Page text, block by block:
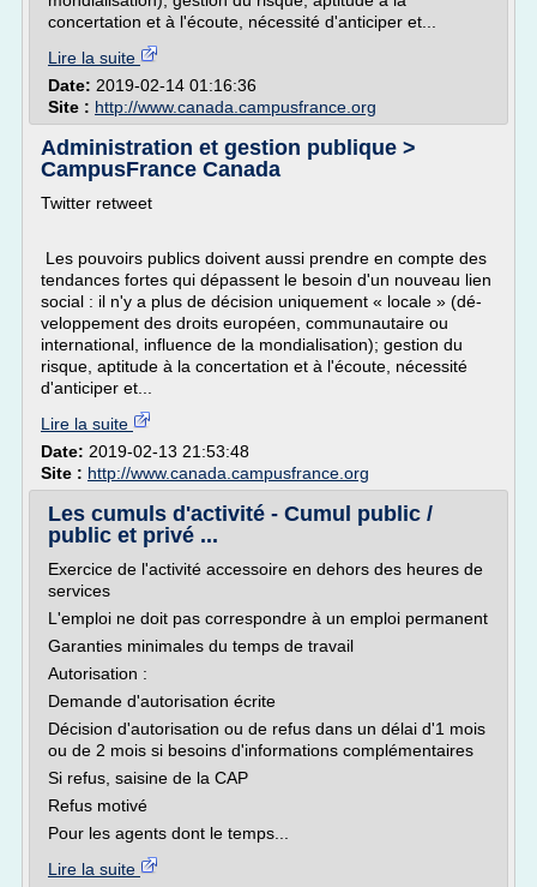
concertation et à l'écoute, nécessité d'anticiper et...
Lire la suite
Date: 2019-02-14 01:16:36
Site : http://www.canada.campusfrance.org
Administration et gestion publique >
CampusFrance Canada
Twitter retweet
Les pouvoirs publics doivent aussi prendre en compte des
tendances fortes qui dépassent le besoin d'un nouveau lien
social : il n'y a plus de décision uniquement « locale » (dé­
veloppement des droits européen, communautaire ou
international, in­fluence de la mondialisation); gestion du
risque, aptitude à la concertation et à l'écoute, nécessité
d'anticiper et...
Lire la suite
Date: 2019-02-13 21:53:48
Site : http://www.canada.campusfrance.org
Les cumuls d'activité - Cumul public /
public et privé ...
Exercice de l'activité accessoire en dehors des heures de
services
L'emploi ne doit pas correspondre à un emploi permanent
Garanties minimales du temps de travail
Autorisation :
Demande d'autorisation écrite
Décision d'autorisation ou de refus dans un délai d'1 mois
ou de 2 mois si besoins d'informations complémentaires
Si refus, saisine de la CAP
Refus motivé
Pour les agents dont le temps...
Lire la suite